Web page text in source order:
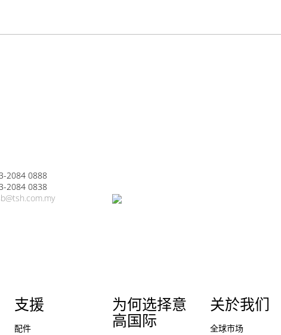
2084 0888
2084 0838
支援
配件
为何选择意
高国际
关於我们
全球市场